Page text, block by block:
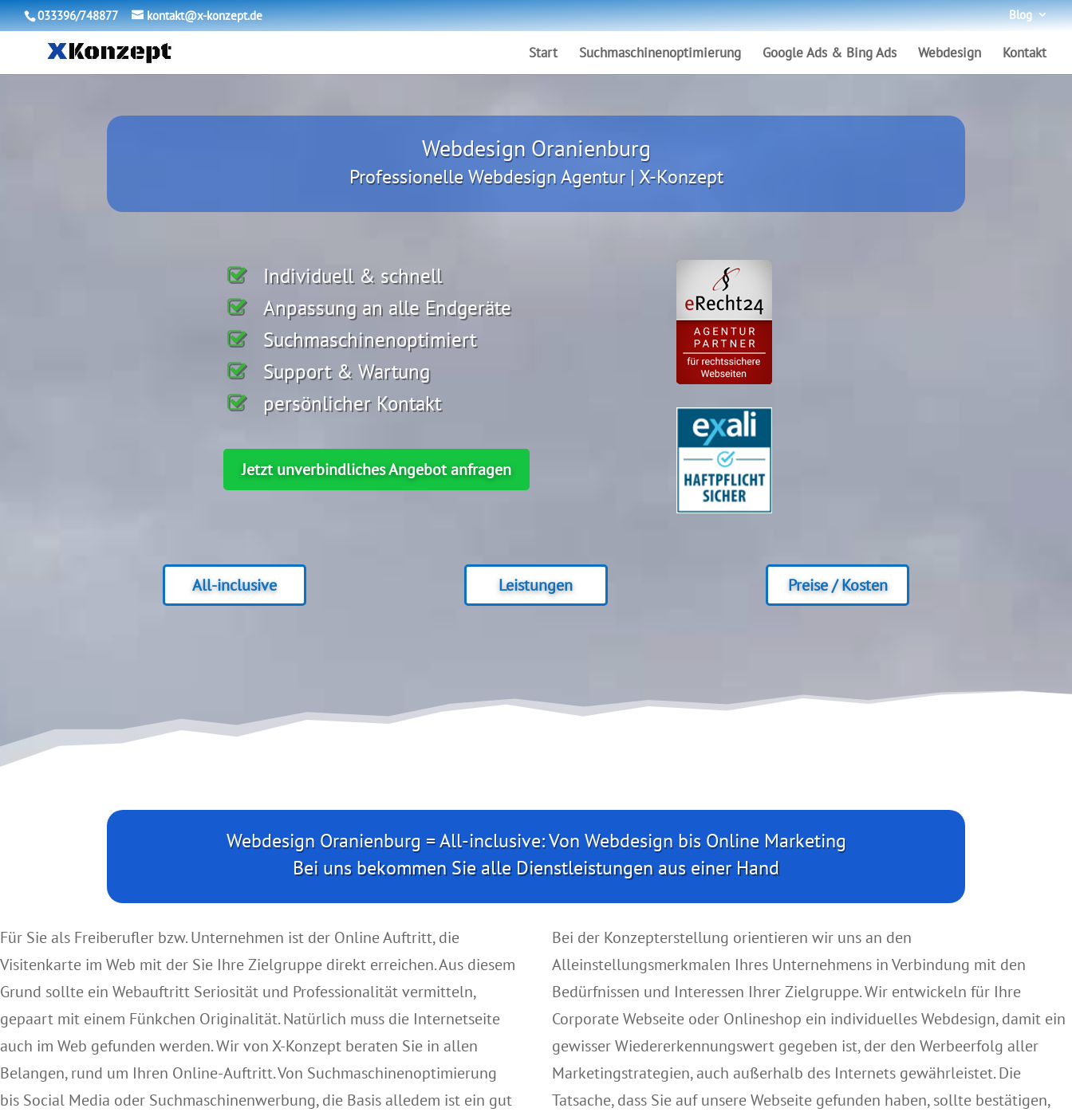
033396/748877 kontakt@x-konzept.de Blog
Start Suchmaschinenoptimierung Google Ads & Bing Ads Webdesign Kontakt
Webdesign Oranienburg
Professionelle Webdesign Agentur | X-Konzept
Individuell & schnell
Anpassung an alle Endgeräte
Suchmaschinenoptimiert
Support & Wartung
persönlicher Kontakt
Jetzt unverbindliches Angebot anfragen
All-inclusive Leistungen Preise / Kosten
Webdesign Oranienburg = All-inclusive: Von Webdesign bis Online Marketing
Bei uns bekommen Sie alle Dienstleistungen aus einer Hand
Für Sie als Freiberufler bzw. Unternehmen ist der Online Auftritt, die
Visitenkarte im Web mit der Sie Ihre Zielgruppe direkt erreichen. Aus diesem
Grund sollte ein Webauftritt Seriosität und Professionalität vermitteln,
gepaart mit einem Fünkchen Originalität. Natürlich muss die Internetseite
auch im Web gefunden werden. Wir von X-Konzept beraten Sie in allen
Belangen, rund um Ihren Online-Auftritt. Von Suchmaschinenoptimierung
bis Social Media oder Suchmaschinenwerbung, die Basis alledem ist ein gut
Bei der Konzepterstellung orientieren wir uns an den
Alleinstellungsmerkmalen Ihres Unternehmens in Verbindung mit den
Bedürfnissen und Interessen Ihrer Zielgruppe. Wir entwickeln für Ihre
Corporate Webseite oder Onlineshop ein individuelles Webdesign, damit ein
gewisser Wiedererkennungswert gegeben ist, der den Werbeerfolg aller
Marketingstrategien, auch außerhalb des Internets gewährleistet. Die
Tatsache, dass Sie auf unsere Webseite gefunden haben, sollte bestätigen,